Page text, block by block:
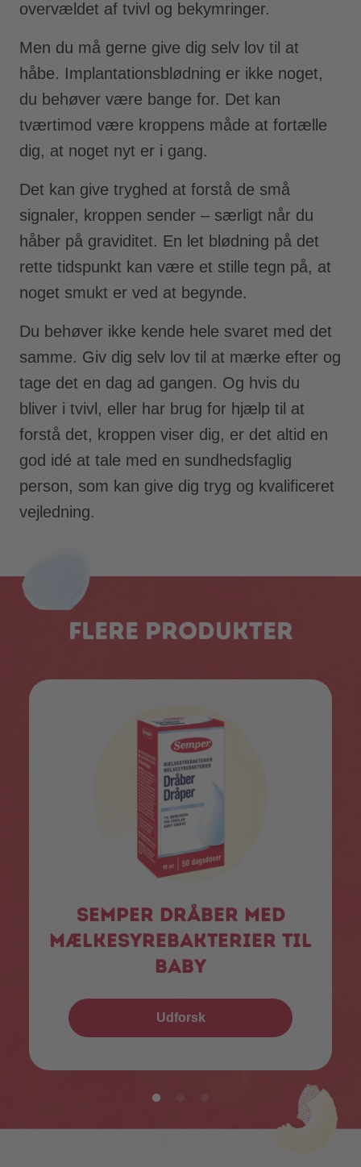
overvældet af tvivl og bekymringer.
Men du må gerne give dig selv lov til at
håbe. Implantationsblødning er ikke noget,
du behøver være bange for. Det kan
tværtimod være kroppens måde at fortælle
dig, at noget nyt er i gang.
Det kan give tryghed at forstå de små
signaler, kroppen sender – særligt når du
håber på graviditet. En let blødning på det
rette tidspunkt kan være et stille tegn på, at
noget smukt er ved at begynde.
Du behøver ikke kende hele svaret med det
samme. Giv dig selv lov til at mærke efter og
tage det en dag ad gangen. Og hvis du
bliver i tvivl, eller har brug for hjælp til at
forstå det, kroppen viser dig, er det altid en
god idé at tale med en sundhedsfaglig
person, som kan give dig tryg og kvalificeret
vejledning.
Flere produkter
Semper dråber med
mælkesyrebakterier til
baby
Udforsk